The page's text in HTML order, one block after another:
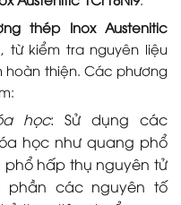
thép Inox Austenitic
kiểm tra nguyên liệu
hoàn thiện. Các phương
học: Sử dụng các
học như quang phổ
phổ hấp thụ nguyên tử
phần các nguyên tố